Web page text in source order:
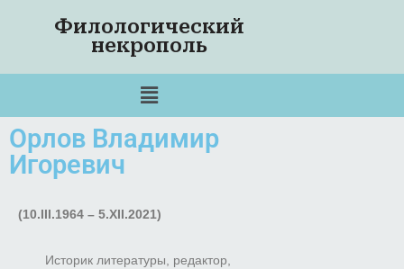
Филологический
некрополь
Орлов Владимир
Игоревич
(10.III.1964 – 5.XII.2021)
Историк литературы, редактор,